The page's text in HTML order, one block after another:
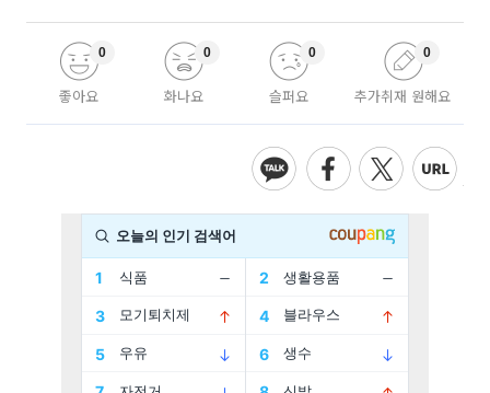
좋아요
0
화나요
0
슬퍼요
0
추가취재 원해요
0